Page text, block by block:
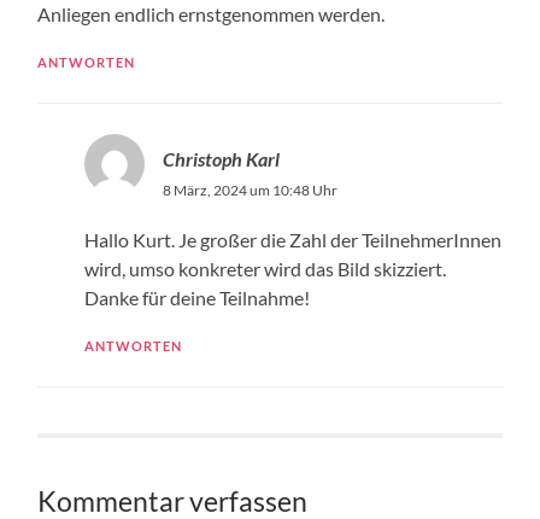
Anliegen endlich ernstgenommen werden.
ANTWORTEN
Christoph Karl
8 März, 2024 um 10:48 Uhr
Hallo Kurt. Je großer die Zahl der TeilnehmerInnen
wird, umso konkreter wird das Bild skizziert.
Danke für deine Teilnahme!
ANTWORTEN
Kommentar verfassen